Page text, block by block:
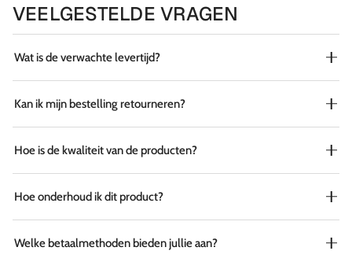
VEELGESTELDE VRAGEN
Wat is de verwachte levertijd?
Kan ik mijn bestelling retourneren?
Hoe is de kwaliteit van de producten?
Hoe onderhoud ik dit product?
Welke betaalmethoden bieden jullie aan?